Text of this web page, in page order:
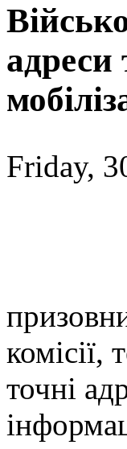
адреси
Friday,
комісії,
точні